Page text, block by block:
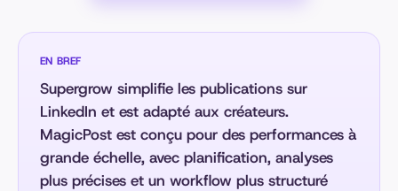
EN BREF
Supergrow simplifie les publications sur
LinkedIn et est adapté aux créateurs.
MagicPost est conçu pour des performances à
grande échelle, avec planification, analyses
plus précises et un workflow plus structuré